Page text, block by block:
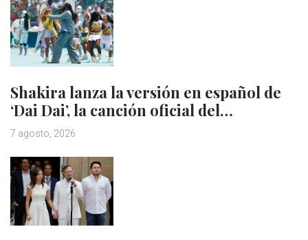
Shakira lanza la versión en español de
‘Dai Dai’, la canción oficial del…
7 agosto, 2026